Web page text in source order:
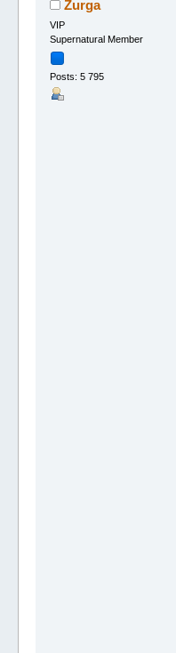
Zurga
VIP
Supernatural Member
Posts: 5 795